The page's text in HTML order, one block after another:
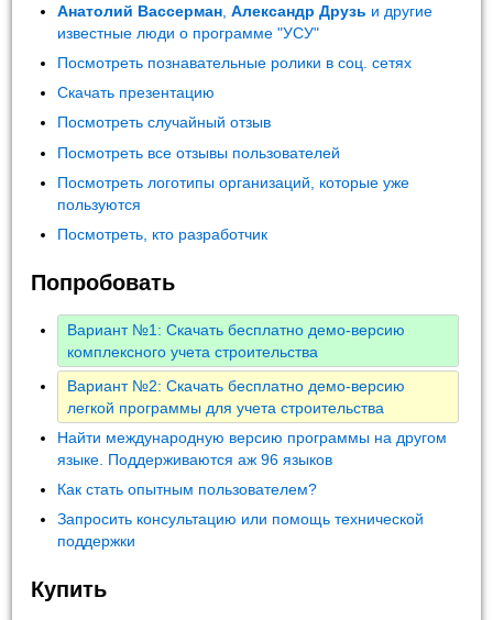
Анатолий Вассерман ,Александр Друзь и другие
известные люди о программе "УСУ"
Посмотреть познавательные ролики в соц. сетях
Скачать презентацию
Посмотреть случайный отзыв
Посмотреть все отзывы пользователей
Посмотреть логотипы организаций, которые уже
пользуются
Посмотреть, кто разработчик
Попробовать
Вариант №1: Скачать бесплатно демо-версию
комплексного учета строительства
Вариант №2: Скачать бесплатно демо-версию
легкой программы для учета строительства
Найти международную версию программы на другом
языке. Поддерживаются аж 96 языков
Как стать опытным пользователем?
Запросить консультацию или помощь технической
поддержки
Купить